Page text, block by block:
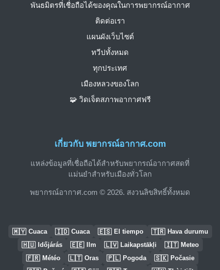
เกี่ยวกับ พยากรณ์อากาศ.com
แหล่งข้อมูลที่เชื่อถือได้สำหรับพยากรณ์อากาศสดที่
แม่นยำสำหรับเมืองทั่วโลก
พยากรณ์อากาศ.com © 2026. สงวนลิขสิทธิ์ทั้งหมด
พันธมิตรที่เชื่อถือได้ของคุณในการพยากรณ์อากาศ
ติดต่อเรา
แผนผังเว็บไซต์
ทวีปทั้งหมด
ทุกประเทศ
เมืองหลวงของโลก
🧩 วิดเจ็ตสภาพอากาศฟรี
🇲🇾 Cuaca 🇮🇩 Cuaca 🇪🇸 El tiempo 🇹🇷 Hava durumu
🇭🇺 Időjárás 🇪🇪 Ilm 🇱🇻 Laikapstākļi 🇮🇹 Meteo
🇫🇷 Météo 🇱🇹 Oras 🇵🇱 Pogoda 🇸🇰 Počasie